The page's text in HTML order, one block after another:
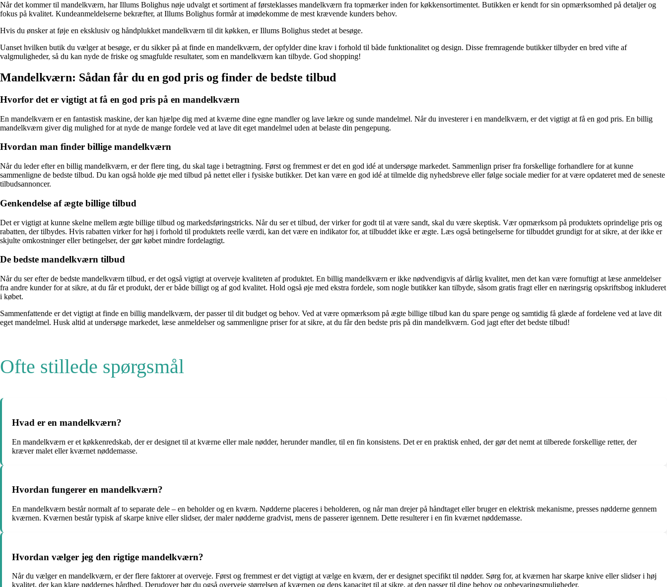
Når det kommer til mandelkværn, har Illums Bolighus nøje udvalgt et sortiment af førsteklasses mandelkværn fra topmærker inden for køkkensortimentet. Butikken er kendt for sin opmærksomhed på detaljer og
fokus på kvalitet. Kundeanmeldelserne bekræfter, at Illums Bolighus formår at imødekomme de mest krævende kunders behov.
Hvis du ønsker at føje en eksklusiv og håndplukket mandelkværn til dit køkken, er Illums Bolighus stedet at besøge.
Uanset hvilken butik du vælger at besøge, er du sikker på at finde en mandelkværn, der opfylder dine krav i forhold til både funktionalitet og design. Disse fremragende butikker tilbyder en bred vifte af
valgmuligheder, så du kan nyde de friske og smagfulde resultater, som en mandelkværn kan tilbyde. God shopping!
Mandelkværn: Sådan får du en god pris og finder de bedste tilbud
Hvorfor det er vigtigt at få en god pris på en mandelkværn
En mandelkværn er en fantastisk maskine, der kan hjælpe dig med at kværne dine egne mandler og lave lækre og sunde mandelmel. Når du investerer i en mandelkværn, er det vigtigt at få en god pris. En billig
mandelkværn giver dig mulighed for at nyde de mange fordele ved at lave dit eget mandelmel uden at belaste din pengepung.
Hvordan man finder billige mandelkværn
Når du leder efter en billig mandelkværn, er der flere ting, du skal tage i betragtning. Først og fremmest er det en god idé at undersøge markedet. Sammenlign priser fra forskellige forhandlere for at kunne
sammenligne de bedste tilbud. Du kan også holde øje med tilbud på nettet eller i fysiske butikker. Det kan være en god idé at tilmelde dig nyhedsbreve eller følge sociale medier for at være opdateret med de seneste
tilbudsannoncer.
Genkendelse af ægte billige tilbud
Det er vigtigt at kunne skelne mellem ægte billige tilbud og markedsføringstricks. Når du ser et tilbud, der virker for godt til at være sandt, skal du være skeptisk. Vær opmærksom på produktets oprindelige pris og
rabatten, der tilbydes. Hvis rabatten virker for høj i forhold til produktets reelle værdi, kan det være en indikator for, at tilbuddet ikke er ægte. Læs også betingelserne for tilbuddet grundigt for at sikre, at der ikke er
skjulte omkostninger eller betingelser, der gør købet mindre fordelagtigt.
De bedste mandelkværn tilbud
Når du ser efter de bedste mandelkværn tilbud, er det også vigtigt at overveje kvaliteten af produktet. En billig mandelkværn er ikke nødvendigvis af dårlig kvalitet, men det kan være fornuftigt at læse anmeldelser
fra andre kunder for at sikre, at du får et produkt, der er både billigt og af god kvalitet. Hold også øje med ekstra fordele, som nogle butikker kan tilbyde, såsom gratis fragt eller en næringsrig opskriftsbog inkluderet
i købet.
Sammenfattende er det vigtigt at finde en billig mandelkværn, der passer til dit budget og behov. Ved at være opmærksom på ægte billige tilbud kan du spare penge og samtidig få glæde af fordelene ved at lave dit
eget mandelmel. Husk altid at undersøge markedet, læse anmeldelser og sammenligne priser for at sikre, at du får den bedste pris på din mandelkværn. God jagt efter det bedste tilbud!
Ofte stillede spørgsmål
Hvad er en mandelkværn?
En mandelkværn er et køkkenredskab, der er designet til at kværne eller male nødder, herunder mandler, til en fin konsistens. Det er en praktisk enhed, der gør det nemt at tilberede forskellige retter, der
kræver malet eller kværnet nøddemasse.
Hvordan fungerer en mandelkværn?
En mandelkværn består normalt af to separate dele – en beholder og en kværn. Nødderne placeres i beholderen, og når man drejer på håndtaget eller bruger en elektrisk mekanisme, presses nødderne gennem
kværnen. Kværnen består typisk af skarpe knive eller slidser, der maler nødderne gradvist, mens de passerer igennem. Dette resulterer i en fin kværnet nøddemasse.
Hvordan vælger jeg den rigtige mandelkværn?
Når du vælger en mandelkværn, er der flere faktorer at overveje. Først og fremmest er det vigtigt at vælge en kværn, der er designet specifikt til nødder. Sørg for, at kværnen har skarpe knive eller slidser i høj
kvalitet, der kan klare nøddernes hårdhed. Derudover bør du også overveje størrelsen af kværnen og dens kapacitet til at sikre, at den passer til dine behov og opbevaringsmuligheder.